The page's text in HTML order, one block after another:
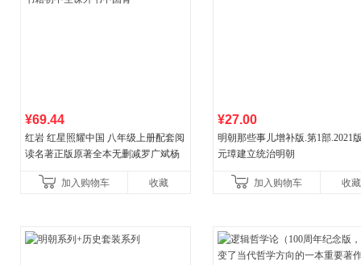
¥69.44
红岩 红星照耀中国 八年级上册配套阅
读名著正版原著全本无删减罗广斌杨
初中生课外书中国青
加入购物车 收藏
¥27.00
明朝那些事儿增补版.第1部.2021
元璋建立统治明朝
加入购物车 收藏